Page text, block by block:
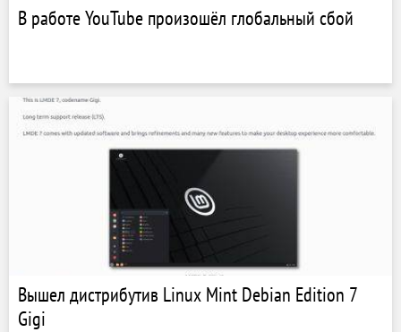
В работе YouTube произошёл глобальный сбой
Вышел дистрибутив Linux Mint Debian Edition 7
Gigi